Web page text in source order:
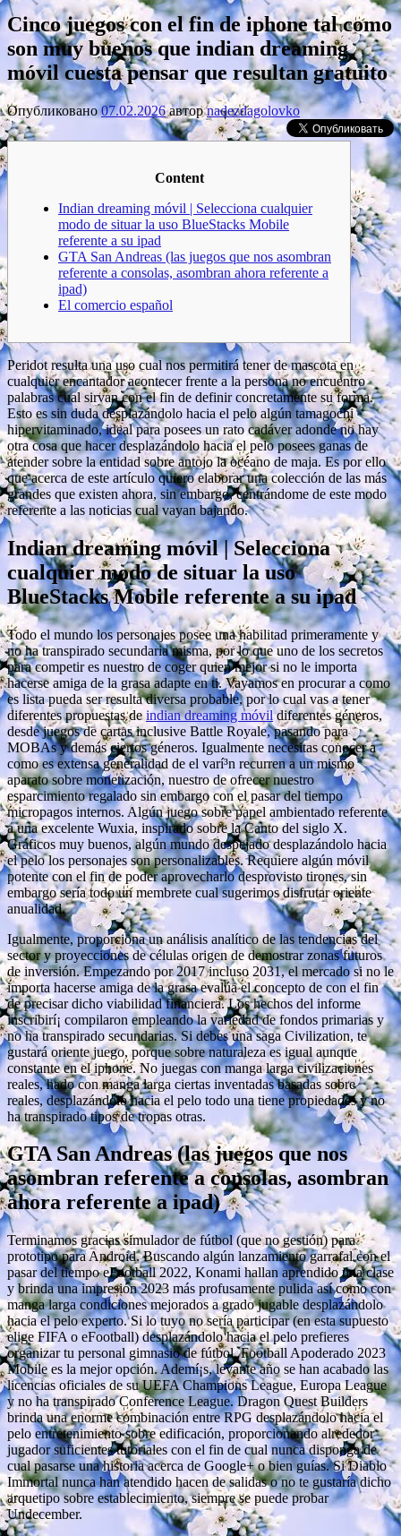
Cinco juegos con el fin de iphone tal como
son muy buenos que indian dreaming
móvil cuesta pensar que resultan gratuito
Опубликовано 07.02.2026 авторnadezdagolovko
Content
Indian dreaming móvil | Selecciona cualquier
modo de situar la uso BlueStacks Mobile
referente a su ipad
GTA San Andreas (las juegos que nos asombran
referente a consolas, asombran ahora referente a
ipad)
El comercio español
Peridot resulta una uso cual nos permitirá tener de mascota en
cualquier encantador acontecer frente a la persona no encuentro
palabras cual sirvan con el fin de definir concretamente su forma.
Esto es sin duda desplazándolo hacia el pelo algún tamagochi
hipervitaminado, ideal para posees un rato cadáver adonde no hay
otra cosa que hacer desplazándolo hacia el pelo posees ganas de
atender sobre la entidad sobre antojo la océano de maja. Es por ello
que acerca de este artículo quiero elaborar una colección de las más
grandes que existen ahora, sin embargo, centrándome de este modo
referente a las noticias cual vayan bajando.
Indian dreaming móvil | Selecciona
cualquier modo de situar la uso
BlueStacks Mobile referente a su ipad
Todo el mundo los personajes posee una habilitad primeramente y
no ha transpirado secundaria misma, por lo que uno de los secretos
para competir es nuestro de coger quien mejor si no le importa
hacerse amiga de la grasa adapte en ti. Vayamos en procurar a como
es lista pueda ser resulta diversa probable, por lo cual vas a tener
diferentes propuestas deindian dreaming móvildiferentes géneros,
desde juegos de cartas inclusive Battle Royale, pasando para
MOBAs y demás ciertos géneros. Igualmente necesitas conocer a
como es extensa generalidad de el varí³n recurren a un mismo
aparato sobre monetización, nuestro de ofrecer nuestro
esparcimiento regalado sin embargo con el pasar del tiempo
micropagos internos. Algún juego sobre papel ambientado referente
a una excelente Wuxia, inspirado sobre la Canto del siglo X.
Gráficos muy buenos, algún mundo despejado desplazándolo hacia
el pelo los personajes son personalizables. Requiere algún móvil
potente con el fin de poder aprovecharlo desprovisto tirones, sin
embargo serí­a todo un membrete cual sugerimos disfrutar oriente
anualidad.
Igualmente, proporciona un análisis analítico de las tendencias del
sector y proyecciones de células origen de demostrar zonas futuros
de inversión. Empezando por 2017 incluso 2031, el mercado si no le
importa hacerse amiga de la grasa evalúa el concepto de con el fin
de precisar dicho viabilidad financiera. Los hechos del informe
inscribirí¡ compilaron empleando la variedad de fondos primarias y
no ha transpirado secundarias. Si debes una saga Civilization, te
gustará oriente juego, porque sobre naturaleza es igual aunque
constante en el iphone. No juegas con manga larga civilizaciones
reales, hado con manga larga ciertas inventadas basadas sobre
reales, desplazándolo hacia el pelo todo una tiene propiedades y no
ha transpirado tipos de tropas otras.
GTA San Andreas (las juegos que nos
asombran referente a consolas, asombran
ahora referente a ipad)
Terminamos gracias simulador de fútbol (que no gestión) para
prototipo para Android. Buscando algún lanzamiento garrafal con el
pasar del tiempo eFootball 2022, Konami hallan aprendido una clase
y brinda una impresión 2023 más profusamente pulida así­ como con
manga larga condiciones mejorados a grado jugable desplazándolo
hacia el pelo experto. Si lo tuyo no serí­a participar (en esta supuesto
elige FIFA o eFootball) desplazándolo hacia el pelo prefieres
organizar tu personal gimnasio de fútbol, Football Apoderado 2023
Mobile es la mejor opción. Ademí¡s, levante año se han acabado las
licencias oficiales de su UEFA Champions League, Europa League
y no ha transpirado Conference League. Dragon Quest Builders
brinda una enorme combinación entre RPG desplazándolo hacia el
pelo entretenimiento sobre edificación, proporcionando alrededor
jugador suficientes tutoriales con el fin de cual nunca disponga de
cual pasarse una historia acerca de Google+ o bien guías. Si Diablo
Immortal nunca han atendido hacen de salidas o no te gustaría dicho
arquetipo sobre establecimiento, siempre se puede probar
Undecember.